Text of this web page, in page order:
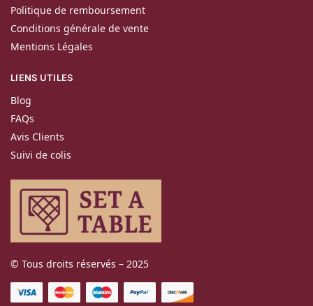
Politique de remboursement
Conditions générale de vente
Mentions Légales
LIENS UTILES
Blog
FAQs
Avis Clients
Suivi de colis
© Tous droits réservés – 2025